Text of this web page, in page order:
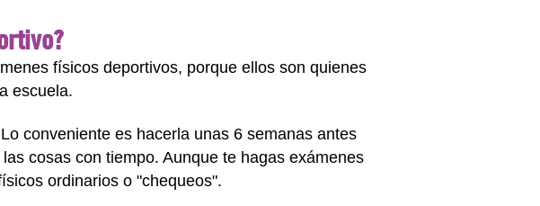
físicos deportivos, porque ellos son quienes
escuela.
conveniente es hacerla unas 6 semanas antes
cosas con tiempo. Aunque te hagas exámenes
ordinarios o "chequeos".